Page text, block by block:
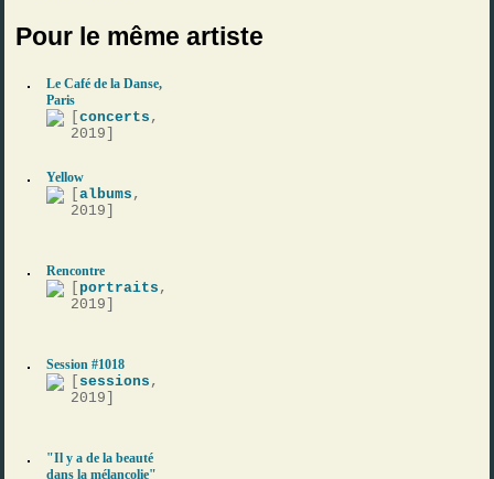
Pour le même artiste
Le Café de la Danse,
Paris
[concerts ,
2019]
Yellow
[albums ,
2019]
Rencontre
portraits ,
2019]
Session #1018
sessions ,
2019]
"Il y a de la beauté
dans la mélancolie"